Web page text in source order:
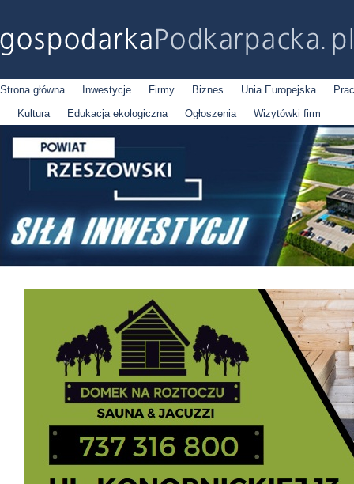
Strona główna Inwestycje Firmy Biznes Unia Europejska
Kultura
Edukacja ekologiczna Ogłoszenia Wizytówki firm